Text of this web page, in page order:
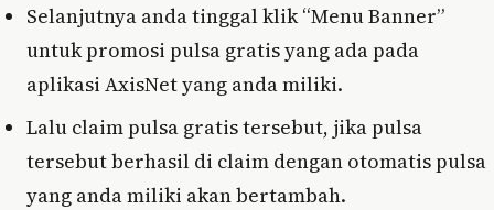
Selanjutnya anda tinggal klik “Menu Banner”
untuk promosi pulsa gratis yang ada pada
aplikasi AxisNet yang anda miliki.
Lalu claim pulsa gratis tersebut, jika pulsa
tersebut berhasil di claim dengan otomatis pulsa
yang anda miliki akan bertambah.